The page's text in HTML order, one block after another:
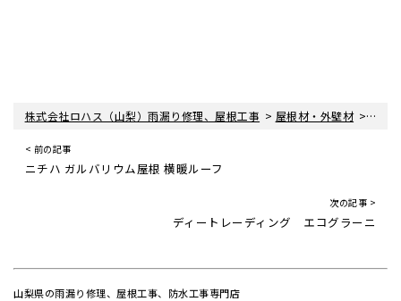
株式会社ロハス（山梨）雨漏り修理、屋根工事 > 屋根材・外壁材 > 屋根
< 前の記事
ニチハ ガルバリウム屋根 横暖ルーフ
次の記事 >
ディートレーディング エコグラーニ
山梨県の雨漏り修理、屋根工事、防水工事専門店